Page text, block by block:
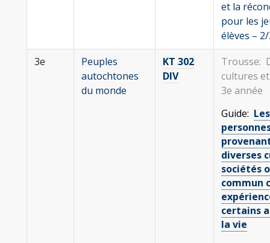
et la
pour les
élèves –
3e
Peuples
autochtones
du monde
KT 302
DIV
Trousse:
cultures
3e année
Guide: Les
diverses
sociétés
commun
certains
la vie